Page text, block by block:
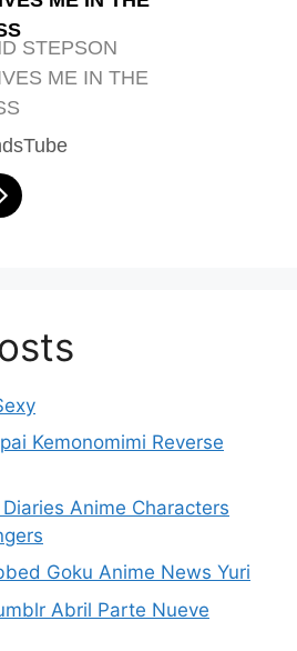
STEPSON
ME IN THE
Kemonomimi Reverse
Anime Characters
Goku Anime News Yuri
Abril Parte Nueve